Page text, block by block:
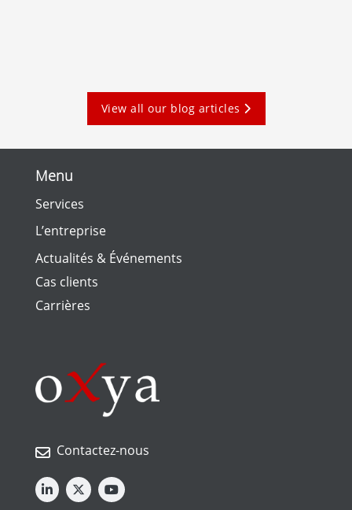
View all our blog articles
Menu
Services
L’entreprise
Actualités & Événements
Cas clients
Carrières
Contactez-nous